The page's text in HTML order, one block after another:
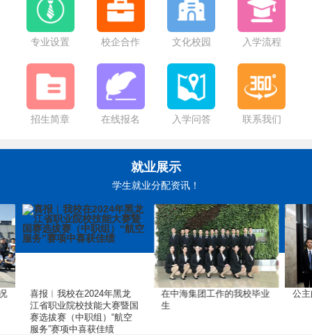
专业设置 校企合作 文化校园 入学流程
招生简章 在线报名 入学问答 联系我们
就业展示
学生就业分配资讯！
喜报︱我校在2024年黑龙
江省职业院校技能大赛暨国
赛选拔赛（中职组）“航空
服务”赛项中喜获佳绩
在中海集团工作的我校毕业
公主邮